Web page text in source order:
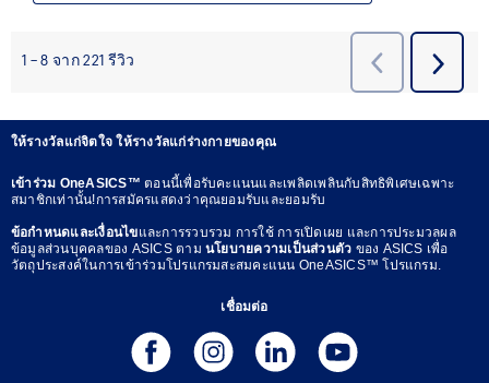
ให้รางวัลแก่จิตใจ ให้รางวัลแก่ร่างกายของคุณ
เข้าร่วม OneASICS™ตอนนี้เพื่อรับคะแนนและเพลิดเพลินกับสิทธิพิเศษเฉพาะ
สมาชิกเท่านั้น!การสมัครแสดงว่าคุณยอมรับและยอมรับ
ข้อกำหนดและเงื่อนไขและการรวบรวม การใช้ การเปิดเผย และการประมวลผล
ข้อมูลส่วนบุคคลของ ASICS ตาม นโยบายความเป็นส่วนตัว ของ ASICS เพื่อ
วัตถุประสงค์ในการเข้าร่วมโปรแกรมสะสมคะแนน OneASICS™ โปรแกรม.
เชื่อมต่อ